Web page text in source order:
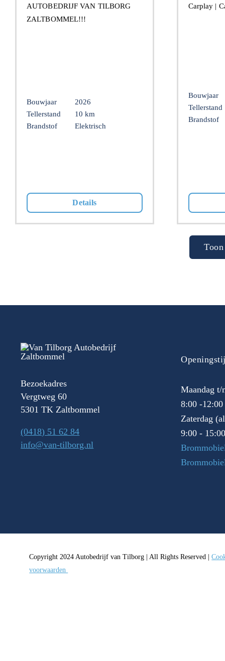
AUTOBEDRIJF VAN TILBORG
ZALTBOMMEL!!!
Bouwjaar
2026
Tellerstand
10 km
Brandstof
Elektrisch
Details
Carplay |
Bouwjaar
Tellerstand
Brandstof
Bezoekadres
Vergtweg 60
5301 TK Zaltbommel
(0418) 51 62 84
info@van-tilborg.nl
Maandag
8:00 -
Zaterdag
9:00 -
Copyright 2024 Autobedrijf van Tilborg | All Rights Reserved |
voorwaarden